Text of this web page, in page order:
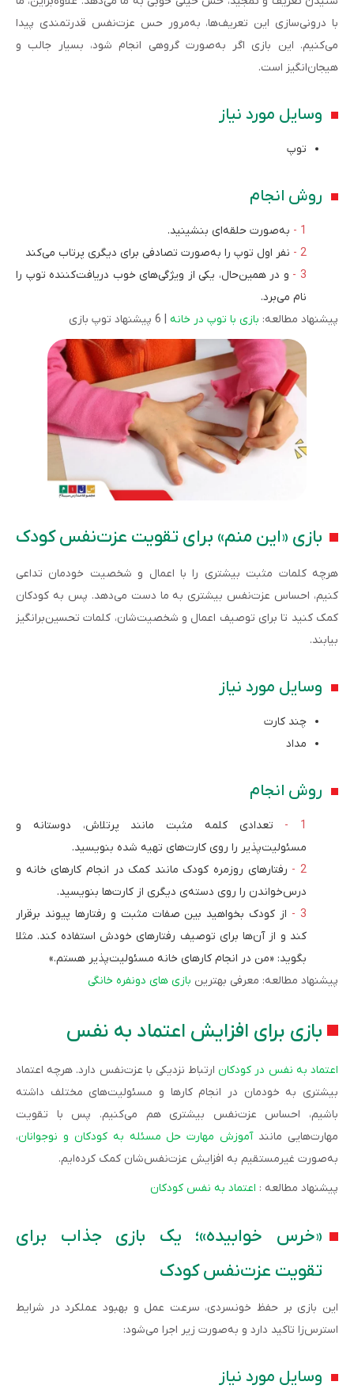
با درونی‌سازی این تعریف‌ها، به‌مرور حس عزت‌نفس قدرتمندی پیدا
می‌کنیم. این بازی اگر به‌صورت گروهی انجام شود، بسیار جالب و
هیجان‌انگیز است.
وسایل مورد نیاز
توپ
روش انجام
به‌صورت حلقه‌ای بنشینید.
نفر اول توپ را به‌صورت تصادفی برای دیگری پرتاب می‌کند
و در همین‌حال، یکی از ویژگی‌های خوب دریافت‌کننده توپ را
نام می‌برد.
پیشنهاد مطالعه: بازی با توپ در خانه
بازی «این منم» برای تقویت عزت‌نفس کودک
هرچه کلمات مثبت بیشتری را با اعمال و شخصیت خودمان تداعی
کنیم، احساس عزت‌نفس بیشتری به ما دست می‌دهد. پس به کودکان
کمک کنید تا برای توصیف اعمال و شخصیت‌شان، کلمات تحسین‌برانگیز
بیابند.
وسایل مورد نیاز
چند کارت
مداد
روش انجام
تعدادی کلمه مثبت مانند پرتلاش، دوستانه و
مسئولیت‌پذیر را روی کارت‌های تهیه شده بنویسید.
رفتارهای روزمره کودک مانند کمک در انجام کارهای خانه و
درس‌خواندن را روی دسته‌ی دیگری از کارت‌ها بنویسید.
از کودک بخواهید بین صفات مثبت و رفتارها پیوند برقرار
کند و از آن‌ها برای توصیف رفتارهای خودش استفاده کند. مثلا
بگوید: «من در انجام کارهای خانه مسئولیت‌پذیر هستم.»
پیشنهاد مطالعه: معرفی بهترین بازی های دونفره خانگی
بازی برای افزایش اعتماد به نفس
اعتماد ‌به ‌نفس در کودکان ارتباط نزدیکی با عزت‌نفس دارد. هرچه اعتماد
بیشتری به خودمان در انجام کارها و مسئولیت‌های مختلف داشته
باشیم، احساس عزت‌نفس بیشتری هم می‌کنیم. پس با تقویت
مهارت‌‌هایی مانندآموزش مهارت حل مسئله به کودکان و نوجوانان،
به‌صورت غیرمستقیم به افزایش عزت‌نفس‌شان کمک کرده‌ایم.
پیشنهاد مطالعه : اعتماد به نفس کودکان
«خرس خوابیده»؛ یک بازی جذاب برای
تقویت عزت‌نفس کودک
این بازی بر حفظ خونسردی، سرعت عمل و بهبود عملکرد در شرایط
استرس‌زا تاکید دارد و به‌صورت زیر اجرا می‌شود:
وسایل مورد نیاز